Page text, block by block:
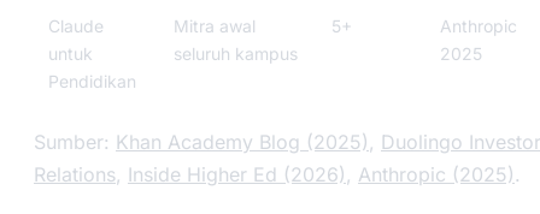
Claude
untuk
Pendidikan
Mitra awal
seluruh kampus
5+
Anthropic
2025
Sumber: Khan Academy Blog (2025) , Duolingo Investor
Relations, Inside Higher Ed (2026) , Anthropic (2025) .